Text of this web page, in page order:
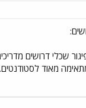
שכלי דרושים
לסטודנטים. לפרטים: